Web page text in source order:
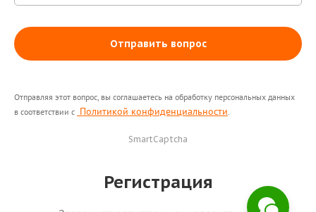
Отправить вопрос
Отправляя этот вопрос, вы соглашаетесь на обработку персональных данных
в соответствии с Политикой конфиденциальности.
SmartCaptcha
Регистрация
Здравствуйте! Поможем с
сервисе , ответим на все
интересующие вопросы.